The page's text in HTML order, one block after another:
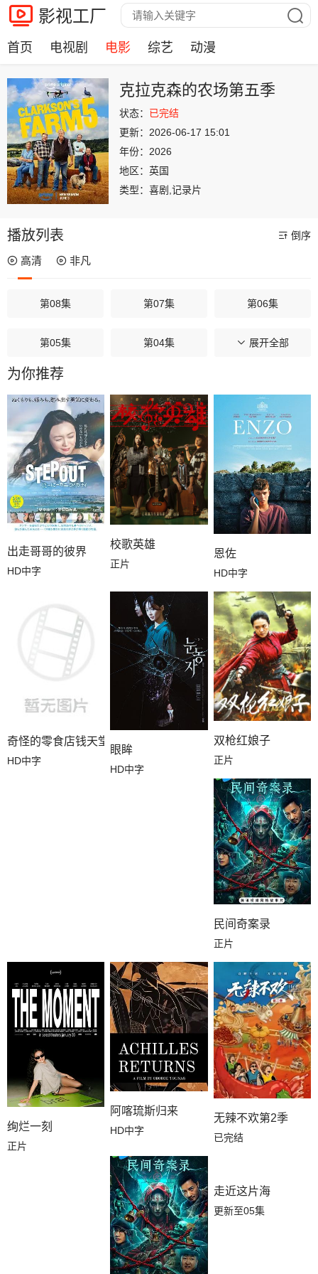
影视工厂
首页 电视剧 电影 综艺 动漫
克拉克森的农场第五季
状态： 已完结
更新： 2026-06-17 15:01
年份： 2026
地区： 英国
类型： 喜剧,记录片
播放列表 倒序
高清 非凡
第08集 第07集 第06集
第05集 第04集 第03集
第02集
展开全部
为你推荐
出走哥哥的彼界
HD中字
校歌英雄
正片
恩佐
HD中字
奇怪的零食店钱天堂
HD中字
眼眸
HD中字
双枪红娘子
正片
民间奇案录
正片
绚烂一刻
正片
阿喀琉斯归来
HD中字
无辣不欢第2季
已完结